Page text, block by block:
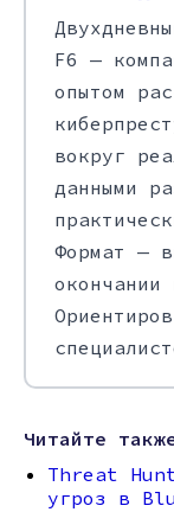
F6 —
опытом
вокруг
данными
Формат —
окончании
Читайте
Threat
угроз в